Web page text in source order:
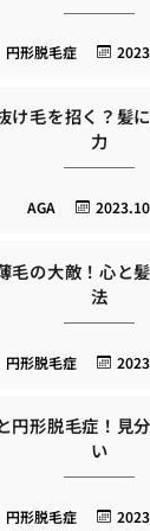
円形脱毛症
け毛を招く？髪
力
AGA
毛の大敵！心と
法
円形脱毛症
円形脱毛症！見
い
円形脱毛症